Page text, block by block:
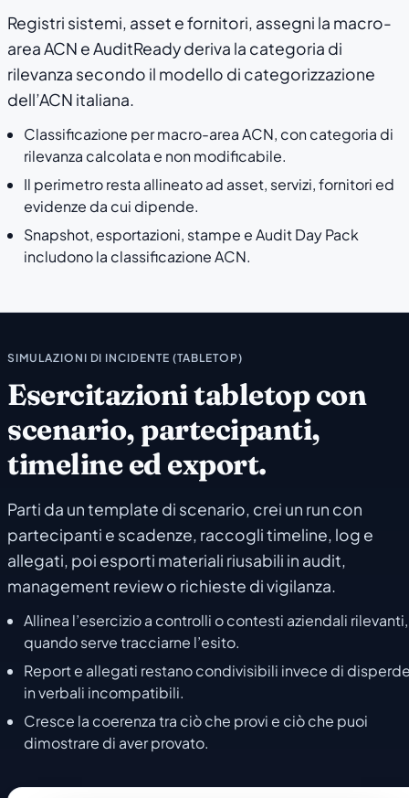
Registri sistemi, asset e fornitori, assegni la macro-
area ACN e AuditReady deriva la categoria di
rilevanza secondo il modello di categorizzazione
dell’ACN italiana.
Classificazione per macro-area ACN, con categoria di
rilevanza calcolata e non modificabile.
Il perimetro resta allineato ad asset, servizi, fornitori ed
evidenze da cui dipende.
Snapshot, esportazioni, stampe e Audit Day Pack
includono la classificazione ACN.
SIMULAZIONI DI INCIDENTE (TABLETOP)
Esercitazioni tabletop con
scenario, partecipanti,
timeline ed export.
Parti da un template di scenario, crei un run con
partecipanti e scadenze, raccogli timeline, log e
allegati, poi esporti materiali riusabili in audit,
management review o richieste di vigilanza.
Allinea l’esercizio a controlli o contesti aziendali rilevanti,
quando serve tracciarne l’esito.
Report e allegati restano condivisibili invece di
in verbali incompatibili.
Cresce la coerenza tra ciò che provi e ciò che puoi
dimostrare di aver provato.